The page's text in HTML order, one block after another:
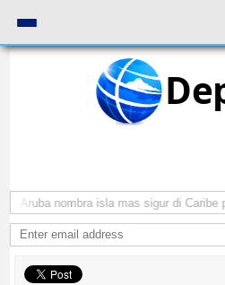
Aruba nombra isla mas sigur di Caribe